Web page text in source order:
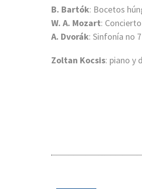
B. Bartók: Bocetos
W. A. Mozart:
A. Dvorák: Sinfonía no
Zoltan Kocsis: piano y